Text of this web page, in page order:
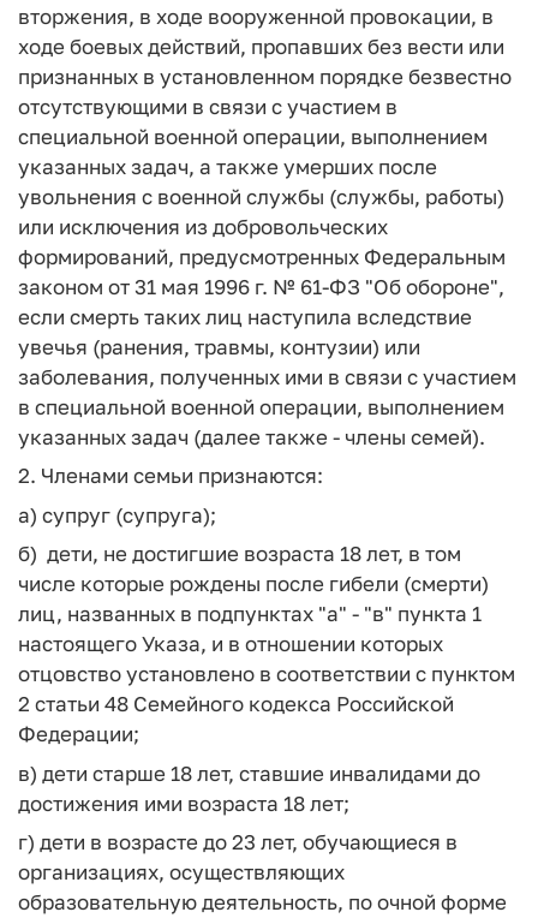
вторжения, в ходе вооруженной провокации, в
ходе боевых действий, пропавших без вести или
признанных в установленном порядке безвестно
отсутствующими в связи с участием в
специальной военной операции, выполнением
указанных задач, а также умерших после
увольнения с военной службы (службы, работы)
или исключения из добровольческих
формирований, предусмотренных Федеральным
законом от 31 мая 1996 г. № 61-ФЗ "Об обороне",
если смерть таких лиц наступила вследствие
увечья (ранения, травмы, контузии) или
заболевания, полученных ими в связи с участием
в специальной военной операции, выполнением
указанных задач (далее также - члены семей).
2. Членами семьи признаются:
а) супруг (супруга);
б) дети, не достигшие возраста 18 лет, в том
числе которые рождены после гибели (смерти)
лиц, названных в подпунктах "а" - "в" пункта 1
настоящего Указа, и в отношении которых
отцовство установлено в соответствии с пунктом
2 статьи 48 Семейного кодекса Российской
Федерации;
в) дети старше 18 лет, ставшие инвалидами до
достижения ими возраста 18 лет;
г) дети в возрасте до 23 лет, обучающиеся в
организациях, осуществляющих
образовательную деятельность, по очной форме